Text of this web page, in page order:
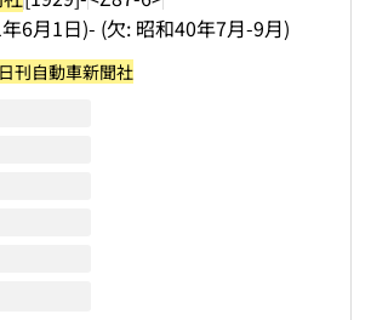
6月1日)- (欠: 昭和40年7月-9月)
日刊自動車新聞社